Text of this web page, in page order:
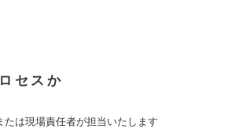
セスか
は現場責任者が担当いたします